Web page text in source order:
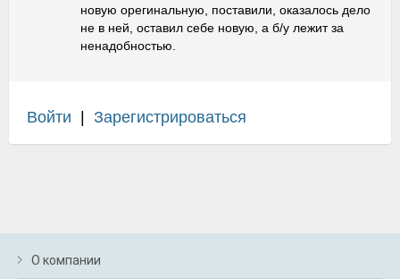
новую орегинальную, поставили, оказалось дело
не в ней, оставил себе новую, а б/у лежит за
ненадобностью.
Войти Зарегистрироваться
О компании